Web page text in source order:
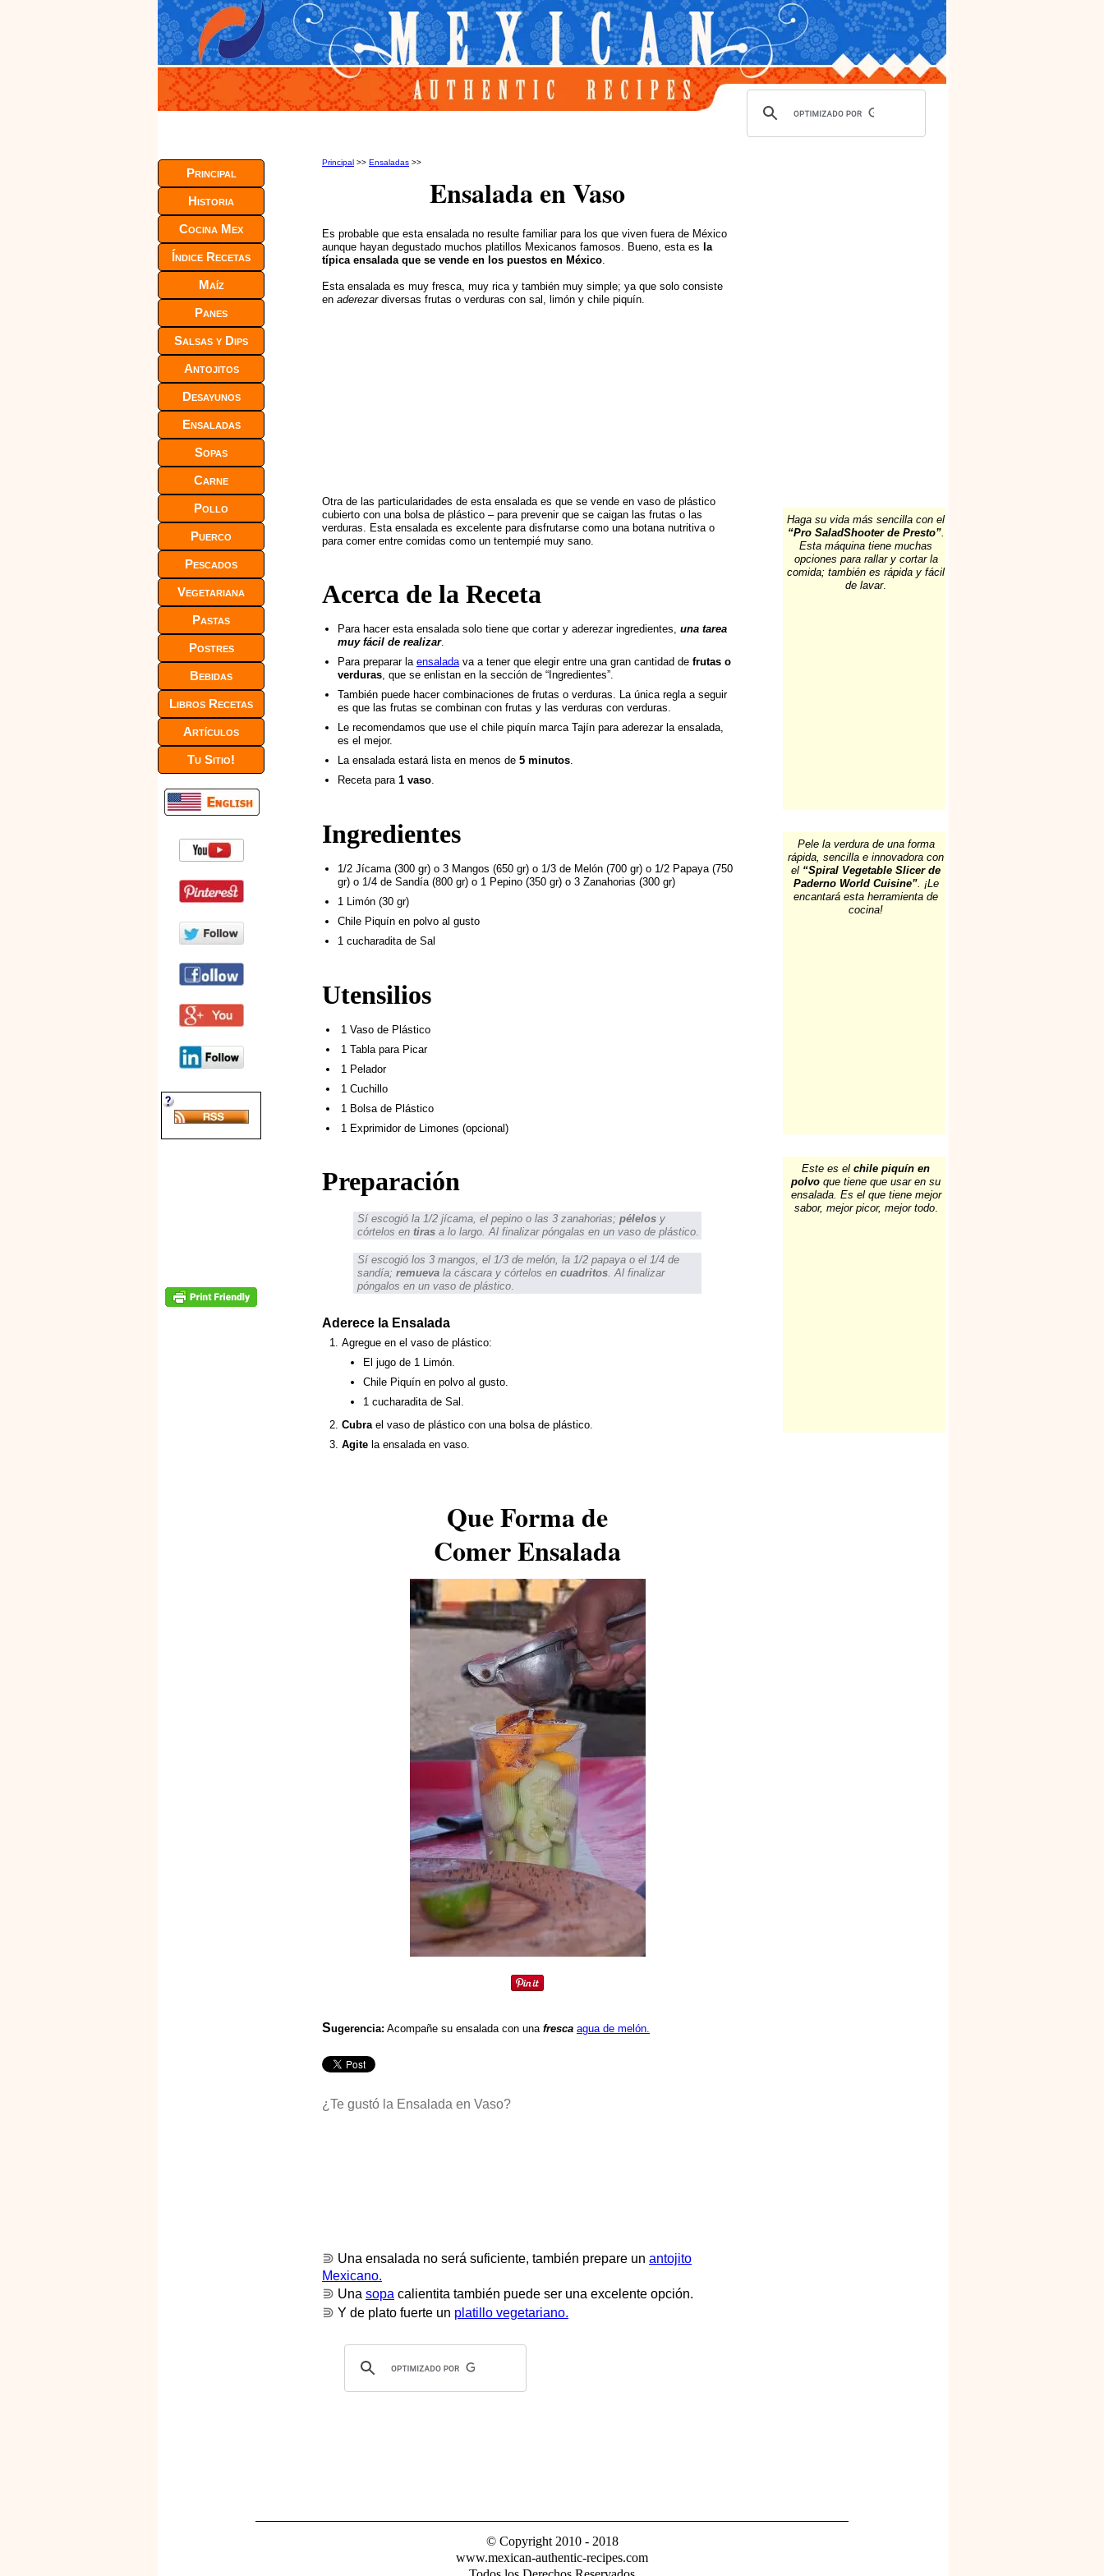
Principal >> Ensaladas >>
Ensalada en Vaso
Es probable que esta ensalada no resulte familiar para los que viven fuera de México
aunque hayan degustado muchos platillos Mexicanos famosos. Bueno, esta es la
típica ensalada que se vende en los puestos en México.
Esta ensalada es muy fresca, muy rica y también muy simple; ya que solo consiste
en aderezardiversas frutas o verduras con sal, limón y chile piquín.
Otra de las particularidades de esta ensalada es que se vende en vaso de plástico
cubierto con una bolsa de plástico – para prevenir que se caigan las frutas o las
verduras. Esta ensalada es excelente para disfrutarse como una botana nutritiva o
para comer entre comidas como un tentempié muy sano.
Acerca de la Receta
Para hacer esta ensalada solo tiene que cortar y aderezar ingredientes, una tarea
muy fácil de realizar.
Para preparar la ensaladava a tener que elegir entre una gran cantidad de frutas o
verduras, que se enlistan en la sección de “Ingredientes”.
También puede hacer combinaciones de frutas o verduras. La única regla a seguir
es que las frutas se combinan con frutas y las verduras con verduras.
Le recomendamos que use el chile piquín marca Tajín para aderezar la ensalada,
es el mejor.
La ensalada estará lista en menos de 5 minutos.
Receta para 1 vaso.
Ingredientes
1/2 Jícama (300 gr) o 3 Mangos (650 gr) o 1/3 de Melón (700 gr) o 1/2 Papaya (750
gr) o 1/4 de Sandía (800 gr) o 1 Pepino (350 gr) o 3 Zanahorias (300 gr)
1 Limón (30 gr)
Chile Piquín en polvo al gusto
1 cucharadita de Sal
Utensilios
1 Vaso de Plástico
1 Tabla para Picar
1 Pelador
1 Cuchillo
1 Bolsa de Plástico
1 Exprimidor de Limones (opcional)
Preparación
Sí escogió la 1/2 jícama, el pepino o las 3 zanahorias; pélelos y
córtelos en tiras a lo largo. Al finalizar póngalas en un vaso de plástico.
Sí escogió los 3 mangos, el 1/3 de melón, la 1/2 papaya o el 1/4 de
sandía; remueva la cáscara y córtelos en cuadritos . Al finalizar
póngalos en un vaso de plástico
Aderece la Ensalada
Agregue en el vaso de plástico:
El jugo de 1 Limón.
Chile Piquín en polvo al gusto.
1 cucharadita de Sal.
Cubra el vaso de plástico con una bolsa de plástico.
Agite la ensalada en vaso.
Que Forma de
Comer Ensalada
Sugerencia: Acompañe su ensalada con una fresca agua de melón.
¿Te gustó la Ensalada en Vaso?
⋑ Una ensalada no será suficiente, también prepare un antojito
Mexicano.
⋑ Una sopa calientita también puede ser una excelente opción.
⋑ Y de plato fuerte un platillo vegetariano.
Principal
Historia
Cocina Mex
Índice Recetas
Maíz
Panes
Salsas y Dips
Antojitos
Desayunos
Ensaladas
Sopas
Carne
Pollo
Puerco
Pescados
Vegetariana
Pastas
Postres
Bebidas
Libros Recetas
Artículos
Tu Sitio!
Haga su vida más sencilla con el
“Pro SaladShooter de Presto”.
Esta máquina tiene muchas
opciones para rallar y cortar la
comida; también es rápida y fácil
de lavar.
Pele la verdura de una forma
rápida, sencilla e innovadora con
el “Spiral Vegetable Slicer de
Paderno World Cuisine”. ¡Le
encantará esta herramienta de
cocina!
Este es el chile piquín en
polvo que tiene que usar en su
ensalada. Es el que tiene mejor
sabor, mejor picor, mejor todo.
© Copyright 2010 - 2018
www.mexican-authentic-recipes.com